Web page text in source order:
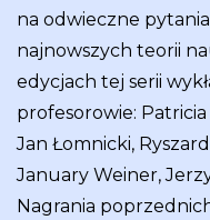
na odwieczne
najnowszych teorii
edycjach tej serii
profesorowie:
Jan Łomnicki,
January Weiner,
Nagrania